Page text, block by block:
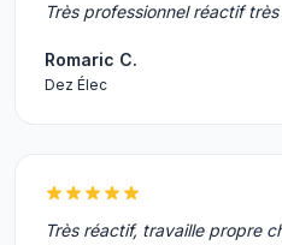
Très professionnel réactif
Romaric C.
Dez Élec
Très réactif, travaille propre